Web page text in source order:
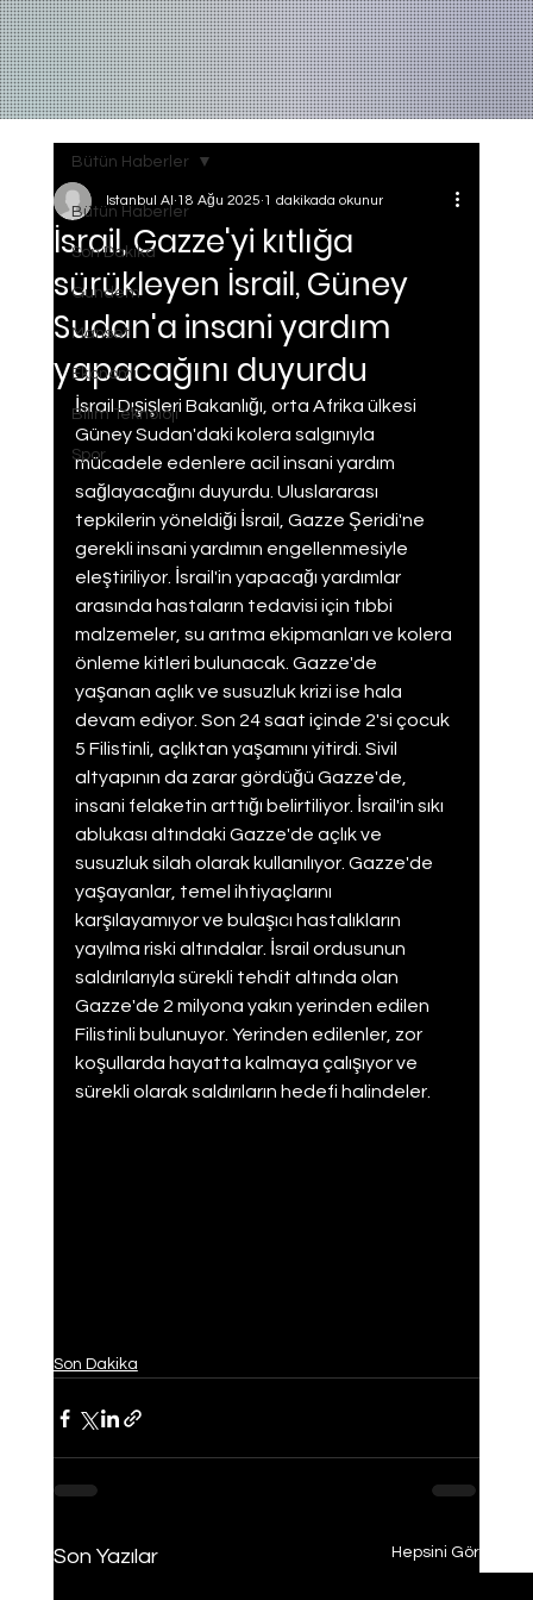
Bütün Haberler
Son Dakika
Gundem
Manset
Ekonomi
Bilim Teknoloji
Spor
Bütün Haberler
İsrail, Gazze'yi kıtlığa
sürükleyen İsrail, Güney
Sudan'a insani yardım
yapacağını duyurdu
Istanbul AI 18 Ağu 2025 1 dakikada okunur
İsrail Dışişleri Bakanlığı, orta Afrika ülkesi
Güney Sudan'daki kolera salgınıyla
mücadele edenlere acil insani yardım
sağlayacağını duyurdu. Uluslararası
tepkilerin yöneldiği İsrail, Gazze Şeridi'ne
gerekli insani yardımın engellenmesiyle
eleştiriliyor. İsrail'in yapacağı yardımlar
arasında hastaların tedavisi için tıbbi
malzemeler, su arıtma ekipmanları ve kolera
önleme kitleri bulunacak. Gazze'de
yaşanan açlık ve susuzluk krizi ise hala
devam ediyor. Son 24 saat içinde 2'si çocuk
5 Filistinli, açlıktan yaşamını yitirdi. Sivil
altyapının da zarar gördüğü Gazze'de,
insani felaketin arttığı belirtiliyor. İsrail'in sıkı
ablukası altındaki Gazze'de açlık ve
susuzluk silah olarak kullanılıyor. Gazze'de
yaşayanlar, temel ihtiyaçlarını
karşılayamıyor ve bulaşıcı hastalıkların
yayılma riski altındalar. İsrail ordusunun
saldırılarıyla sürekli tehdit altında olan
Gazze'de 2 milyona yakın yerinden edilen
Filistinli bulunuyor. Yerinden edilenler, zor
koşullarda hayatta kalmaya çalışıyor ve
sürekli olarak saldırıların hedefi halindeler.
Son Dakika
Son Yazılar Hepsini Gör